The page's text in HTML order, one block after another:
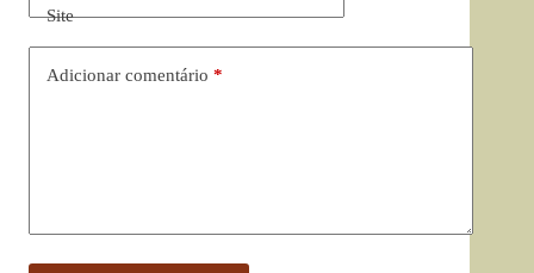
Site
Adicionar comentário *